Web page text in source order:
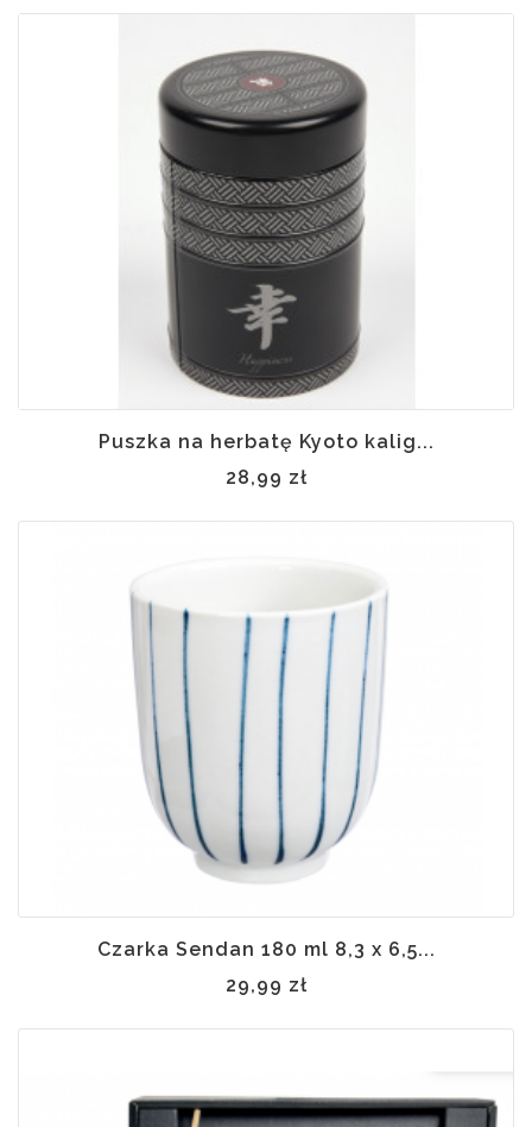
Puszka na herbatę Kyoto kalig...
28,99 zł
Czarka Sendan 180 ml 8,3 x 6,5...
29,99 zł